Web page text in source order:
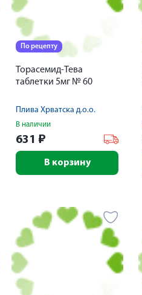
По рецепту
Торасемид-Тева
таблетки 5мг № 60
Плива Хрватска д.о.о.
В наличии
631 ₽
В корзину